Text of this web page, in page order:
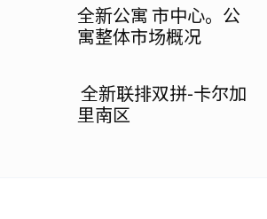
全新公寓 市中心。公
寓整体市场概况
全新联排双拼-卡尔加
里南区